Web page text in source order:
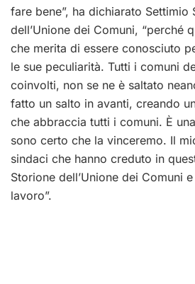
fare bene”, ha dichiarato Settimio
dell’Unione dei Comuni, “perché
che merita di essere conosciuto
le sue peculiarità. Tutti i comuni
coinvolti, non se ne è saltato
fatto un salto in avanti, creando
che abbraccia tutti i comuni. È
sono certo che la vinceremo. Il
sindaci che hanno creduto in
Storione dell’Unione dei Comuni
lavoro”.